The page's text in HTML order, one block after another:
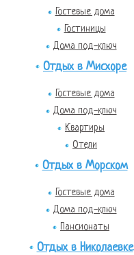
Гостевые дома
Гостиницы
Дома под-ключ
Отдых в Мисхоре
Гостевые дома
Дома под-ключ
Квартиры
Отели
Отдых в Морском
Гостевые дома
Дома под-ключ
Пансионаты
Отдых в Николаевке